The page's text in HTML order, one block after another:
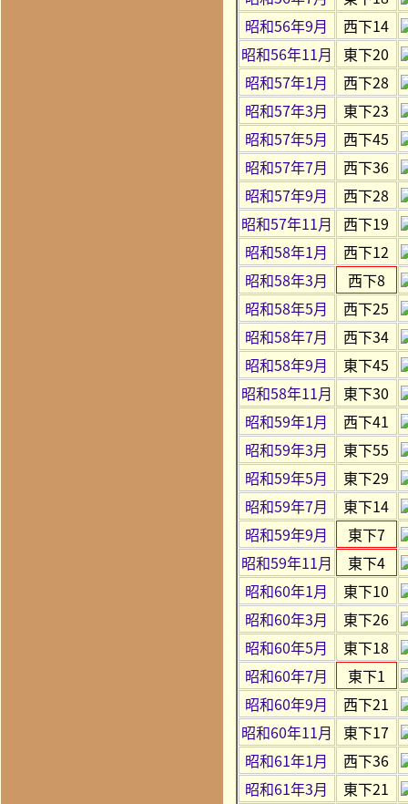
昭和56年9月
西下14
昭和56年11月
東下20
昭和57年1月
西下28
昭和57年3月
東下23
昭和57年5月
西下45
昭和57年7月
西下36
昭和57年9月
西下28
昭和57年11月
西下19
昭和58年1月
西下12
昭和58年3月
西下8
昭和58年5月
西下25
昭和58年7月
西下34
昭和58年9月
東下45
昭和58年11月
東下30
昭和59年1月
西下41
昭和59年3月
東下55
昭和59年5月
東下29
昭和59年7月
東下14
昭和59年9月
東下7
昭和59年11月
東下4
昭和60年1月
東下10
昭和60年3月
東下26
昭和60年5月
東下18
昭和60年7月
東下1
昭和60年9月
西下21
昭和60年11月
東下17
昭和61年1月
西下36
昭和61年3月
東下21